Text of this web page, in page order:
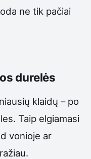
ne tik pačiai
durelės
klaidų – po
Taip elgiamasi
vonioje ar